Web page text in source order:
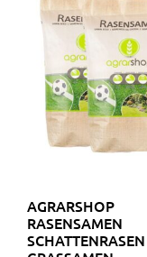
AGRARSHOP
RASENSAMEN